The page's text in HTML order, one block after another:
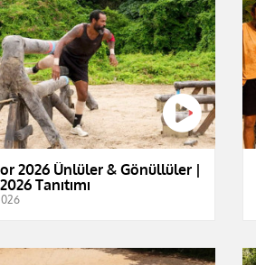
2026 Ünlüler & Gönüllüler |
Tanıtımı